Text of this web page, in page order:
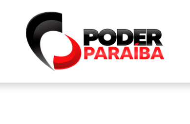
FALE CONOSCO